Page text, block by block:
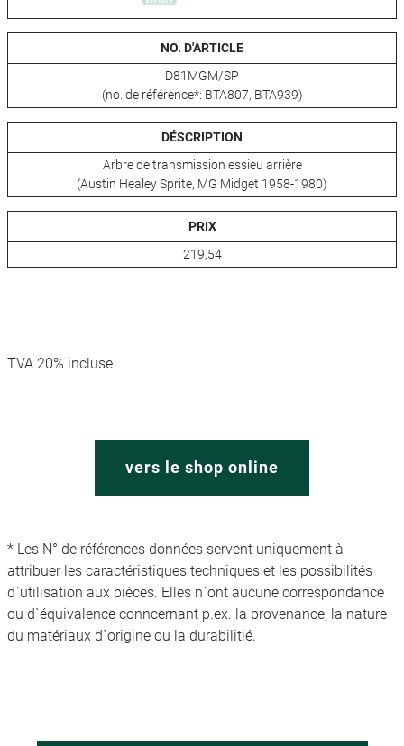
NO. D'ARTICLE
D81MGM/SP
(no. de référence*: BTA807, BTA939)
DÉSCRIPTION
Arbre de transmission essieu arrière
(Austin Healey Sprite, MG Midget 1958-1980)
PRIX
219,54
TVA 20% incluse
vers le shop online
* Les N° de références données servent uniquement à
attribuer les caractéristiques techniques et les possibilités
d`utilisation aux pièces. Elles n`ont aucune correspondance
ou d`équivalence conncernant p.ex. la provenance, la nature
du matériaux d`origine ou la durabilitié.